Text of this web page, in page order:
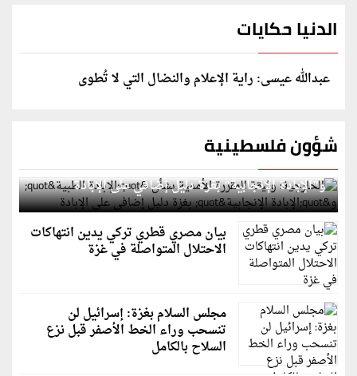
الدنيا حكايات
عبدالله عيسى: راية الإعلام والنضال التي لا تُطوى
شؤون فلسطينية
الخارجية: وثيقة المقررة الأممية بشأن "الإبادة الطبية"
و"الإبادة الإنجابية" بغزة دليل إضافي على الإبادة
بيان مصري قطري تركي يدين انتهاكات
الاحتلال المتواصلة في غزة
مجلس السلام بغزة: إسرائيل لن
تنسحب وراء الخط الأصفر قبل نزع
السلاح بالكامل